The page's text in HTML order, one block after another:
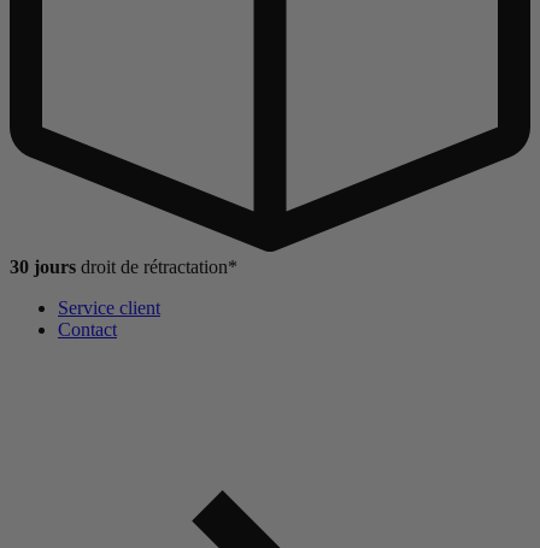
30 jours droit de rétractation*
Service client
Contact